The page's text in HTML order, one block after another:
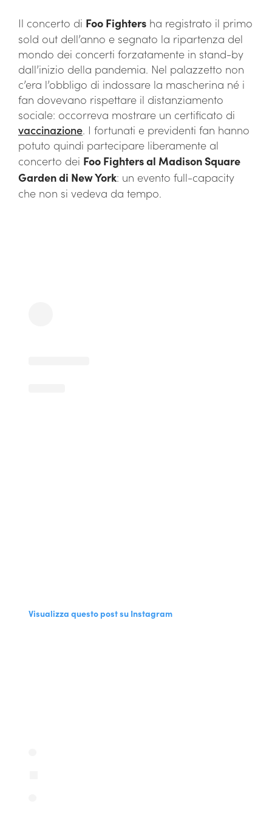
Il concerto di Foo Fighters ha registrato il primo
sold out dell’anno e segnato la ripartenza del
mondo dei concerti forzatamente in stand-by
dall’inizio della pandemia. Nel palazzetto non
c’era l’obbligo di indossare la mascherina né i
fan dovevano rispettare il distanziamento
sociale: occorreva mostrare un certificato di
vaccinazione. I fortunati e previdenti fan hanno
potuto quindi partecipare liberamente al
concerto dei Foo Fighters al Madison Square
Garden di New York: un evento full-capacity
che non si vedeva da tempo.
Visualizza questo post su Instagram